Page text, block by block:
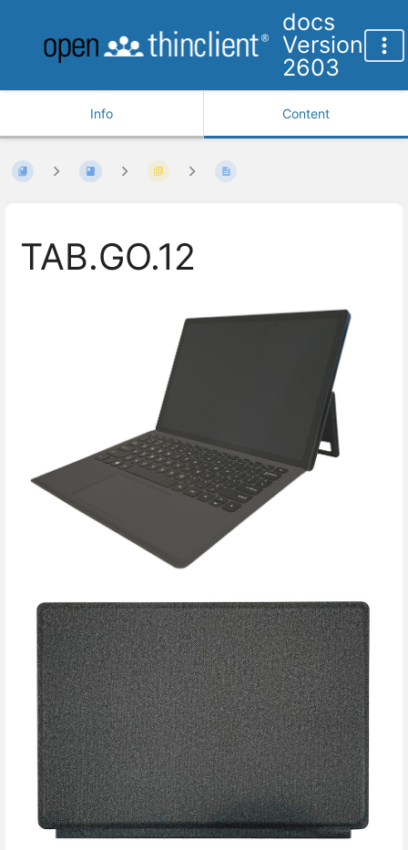
docs
Version
2603
Info Content
TAB.GO.12